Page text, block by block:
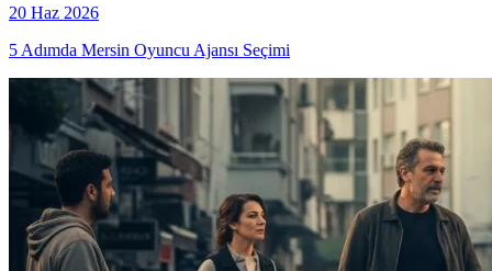
20 Haz 2026
5 Adımda Mersin Oyuncu Ajansı Seçimi